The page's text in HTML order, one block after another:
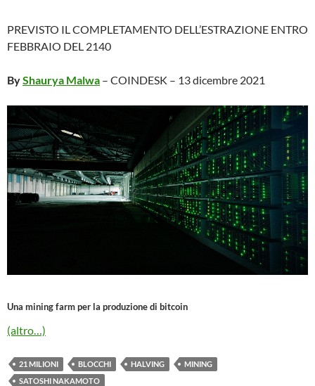
PREVISTO IL COMPLETAMENTO DELL’ESTRAZIONE ENTRO
FEBBRAIO DEL 2140
ByShaurya Malwa – COINDESK – 13 dicembre 2021
Una mining farm per la produzione di bitcoin
(altro…)
21 MILIONI BLOCCHI HALVING
MINING
SATOSHI NAKAMOTO